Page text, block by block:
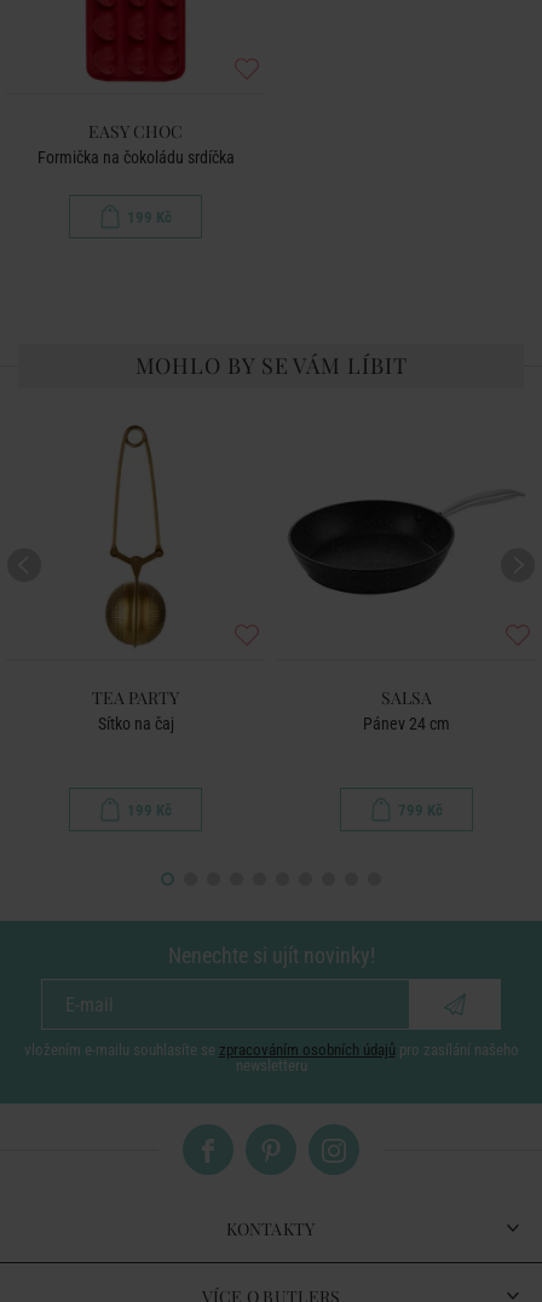
EASY CHOC
Formička na čokoládu srdíčka
199 Kč
MOHLO BY SE VÁM LÍBIT
TEA PARTY
Sítko na čaj
199 Kč
SALSA
Pánev 24 cm
799 Kč
Nenechte si ujít novinky!
vložením e-mailu souhlasíte se zpracováním osobních údajů pro zasílání našeho
newsletteru
KONTAKTY
VÍCE O BUTLERS